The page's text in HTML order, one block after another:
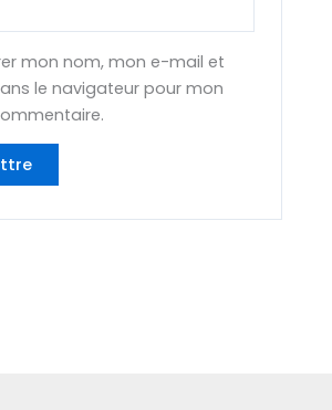
mon nom, mon e-mail et
le navigateur pour mon